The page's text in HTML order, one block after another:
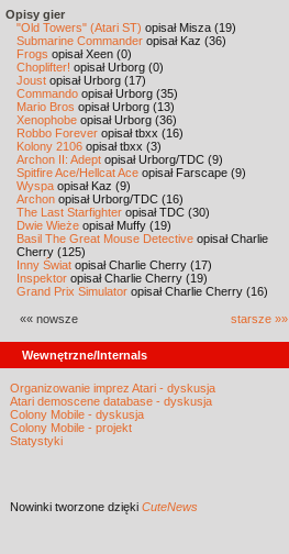
Opisy gier
"Old Towers" (Atari ST) opisał Misza (19)
Submarine Commander opisał Kaz (36)
Frogs opisał Xeen (0)
Choplifter! opisał Urborg (0)
Joust opisał Urborg (17)
Commando opisał Urborg (35)
Mario Bros opisał Urborg (13)
Xenophobe opisał Urborg (36)
Robbo Forever opisał tbxx (16)
Kolony 2106 opisał tbxx (3)
Archon II: Adept opisał Urborg/TDC (9)
Spitfire Ace/Hellcat Ace opisał Farscape (9)
Wyspa opisał Kaz (9)
Archon opisał Urborg/TDC (16)
The Last Starfighter opisał TDC (30)
Dwie Wieże opisał Muffy (19)
Basil The Great Mouse Detective opisał Charlie
Cherry (125)
Inny Świat opisał Charlie Cherry (17)
Inspektor opisał Charlie Cherry (19)
Grand Prix Simulator opisał Charlie Cherry (16)
«« nowsze starsze »»
Wewnętrzne/Internals
Organizowanie imprez Atari - dyskusja
Atari demoscene database - dyskusja
Colony Mobile - dyskusja
Colony Mobile - projekt
Statystyki
Nowinki tworzone dzięki CuteNews